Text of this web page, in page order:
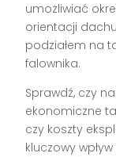
umożliwiać
orientacji
podziałem na
falownika.
Sprawdź, czy
ekonomiczne
czy koszty
kluczowy